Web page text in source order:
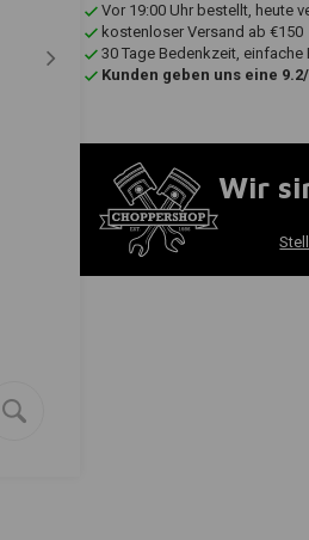
Vor 19:00 Uhr bestellt, heute
kostenloser Versand ab €150
30 Tage Bedenkzeit, einfache
Kunden geben uns eine
Wir